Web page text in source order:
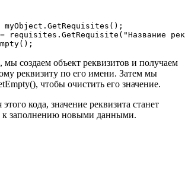
requisites.GetRequisite("Название
создаем объект реквизитов и получаем
реквизиту по его имени. Затем мы
чтобы очистить его значение.
кода, значение реквизита станет
заполнению новыми данными.